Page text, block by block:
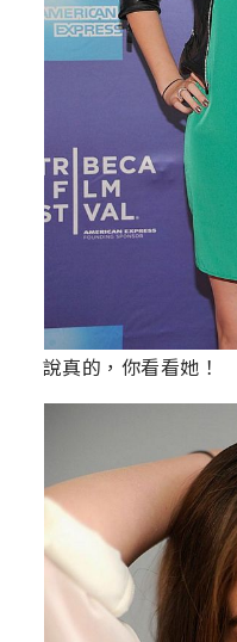
說真的，你看看她！